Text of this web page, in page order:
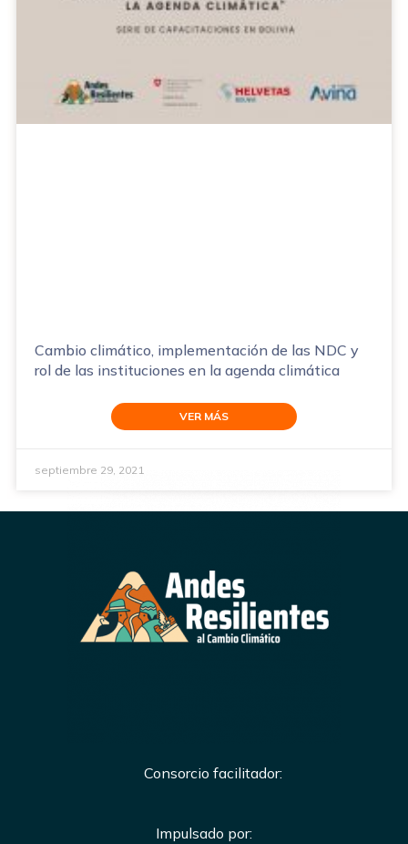
Cambio climático, implementación de las NDC y
rol de las instituciones en la agenda climática
VER MÁS
septiembre 29, 2021
Consorcio facilitador:
Impulsado por: